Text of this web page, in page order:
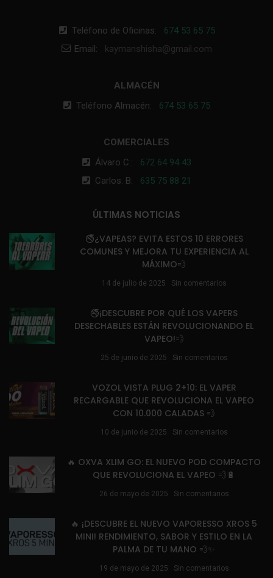
Teléfono de Oficinas: 674 53 65 75
Email: kaymanshisha@gmail.com
ALMACÉN
Teléfono Almacén: 674 53 65 75
COMERCIALES
Álvaro C.: 672 64 94 43
Carlos. B: 635 75 88 21
ÚLTIMAS NOTICIAS
🚭¿VAPEAS? EVITA ESTOS 10 ERRORES
COMUNES Y MEJORA TU EXPERIENCIA AL
MÁXIMO💨
14 de julio de 2025 Sin comentarios
🚭¡DESCUBRE POR QUÉ LOS VAPERS
DESECHABLES ESTÁN REVOLUCIONANDO EL
VAPEO!💨
25 de junio de 2025 Sin comentarios
VOZOL VISTA PLUG 2+10: EL VAPER
RECARGABLE QUE REVOLUCIONA EL VAPEO
CON 10.000 CALADAS 💨
10 de junio de 2025 Sin comentarios
🔥 OXVA XLIM GO: EL NUEVO POD COMPACTO
QUE REVOLUCIONA EL VAPEO 💨🔋
26 de mayo de 2025 Sin comentarios
🔥 ¡DESCUBRE EL NUEVO VAPORESSO XROS 5
MINI! RENDIMIENTO, SABOR Y ESTILO EN LA
PALMA DE TU MANO 💨✨
19 de mayo de 2025 Sin comentarios